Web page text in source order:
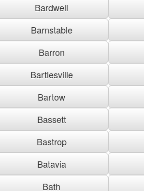
Bardwell
Barnstable
Barron
Bartlesville
Bartow
Bassett
Bastrop
Batavia
Bath